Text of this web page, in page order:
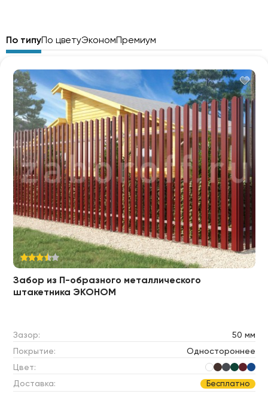
По типуПо цветуЭкономПремиум
Забор из П-образного металлического
штакетника ЭКОНОМ
Зазор:
50 мм
Покрытие:
Одностороннее
Цвет:
Доставка:
Бесплатно